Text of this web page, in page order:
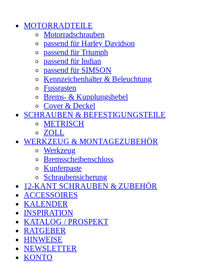
MOTORRADTEILE
Motorradschrauben
passend für Harley Davidson
passend für Triumph
passend für Indian
passend für SIMSON
Kennzeichenhalter & Beleuchtung
Fussrasten
Brems- & Kupplungshebel
Cover & Deckel
SCHRAUBEN & BEFESTIGUNGSTEILE
METRISCH
ZOLL
WERKZEUG & MONTAGEZUBEHÖR
Werkzeug
Bremsscheibenschloss
Kupferpaste
Schraubensicherung
12-KANT SCHRAUBEN & ZUBEHÖR
ACCESSOIRES
KALENDER
INSPIRATION
KATALOG / PROSPEKT
RATGEBER
HINWEISE
NEWSLETTER
KONTO